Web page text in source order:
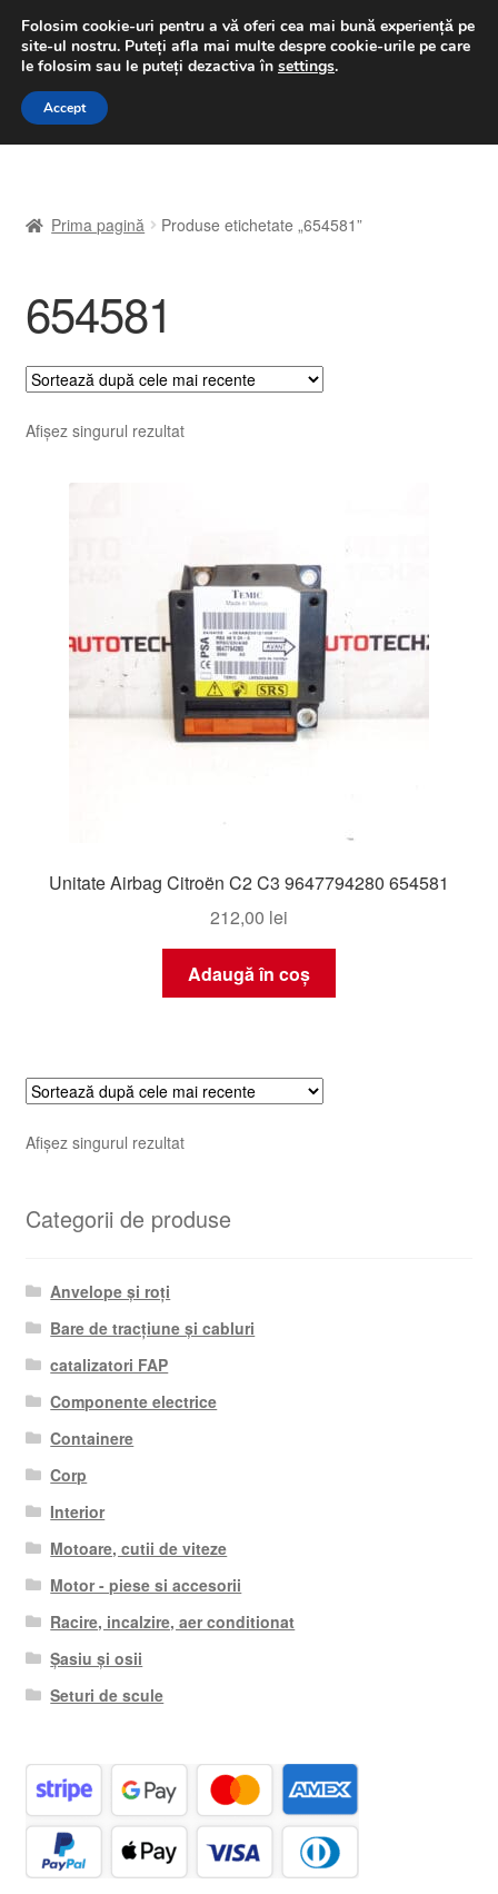
LIVRARE de la 33 lei
luni-vineri 9 a.m. - 4 p.m.031 229 6816
Sari
Sari
A lua legatura
Contul meu
Coș
Despre noi
Finalizare comandă
Livrare în toată lumea
Plângere
Plățile
Termeni si conditii
Prima pagină Produse etichetate „654581”
654581
Afișez singurul rezultat
Unitate Airbag Citroën C2 C3 9647794280 654581
212,00 lei
Adaugă în coș
Afișez singurul rezultat
Categorii de produse
Anvelope și roți
Bare de tracțiune și cabluri
catalizatori FAP
Componente electrice
Containere
Corp
Interior
Motoare, cutii de viteze
Motor - piese si accesorii
Racire, incalzire, aer conditionat
Șasiu și osii
Seturi de scule
Folosim cookie-uri pentru a vă oferi cea mai bună experiență pe
site-ul nostru. Puteți afla mai multe despre cookie-urile pe care
le folosim sau le puteți dezactiva în settings.
Accept